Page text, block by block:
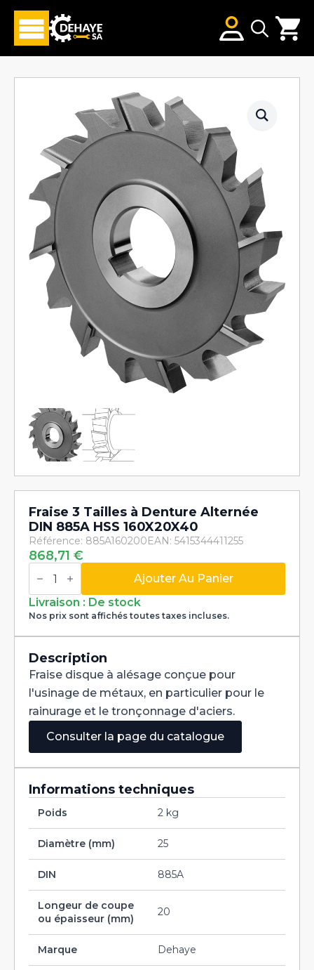
Fraise 3 Tailles à Denture Alternée
DIN 885A HSS 160X20X40
Référence: 885A160200EAN: 5415344411255
868,71 €
quantité
de
3
Tailles
Denture
DIN
885A
HSS
160X20X40
Ajouter Au Panier
Livraison : De stock
Nos prix sont affichés toutes taxes incluses.
Description
Fraise disque à alésage conçue pour
l'usinage de métaux, en particulier pour le
rainurage et le tronçonnage d'aciers.
Consulter la page du catalogue
Informations techniques
Poids 2 kg
Diamètre (mm) 25
DIN 885A
Longeur de coupe
ou épaisseur (mm)
20
Marque Dehaye